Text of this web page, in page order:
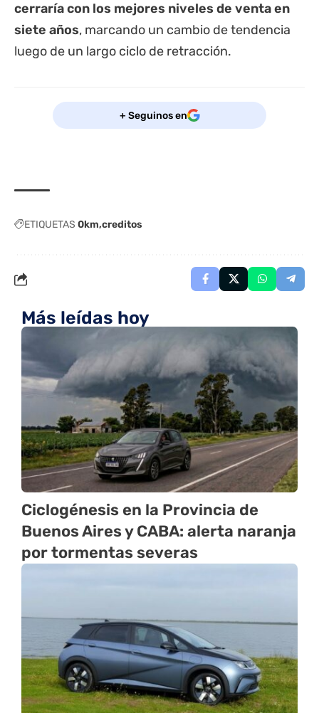
cerraría con los mejores niveles de venta en
siete años, marcando un cambio de tendencia
luego de un largo ciclo de retracción.
+ Seguinos en
ETIQUETAS 0km creditos
Más leídas hoy
Ciclogénesis en la Provincia de
Buenos Aires y CABA: alerta naranja
por tormentas severas